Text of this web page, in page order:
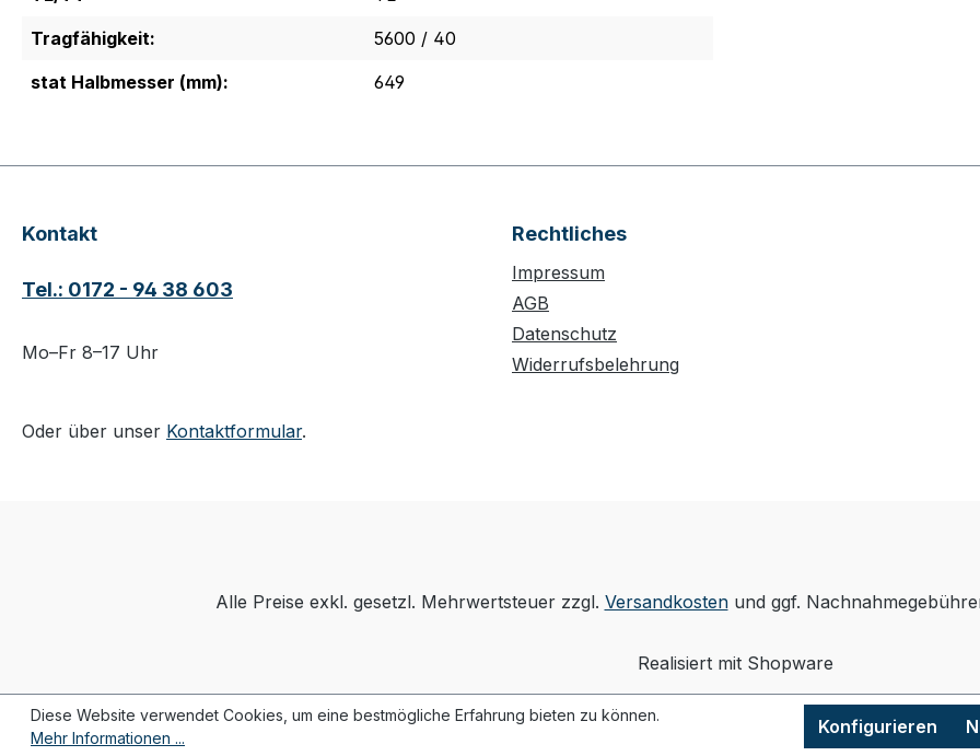
Tragfähigkeit:
5600 / 40
stat Halbmesser (mm):
649
Kontakt
Tel.: 0172 - 94 38 603
Mo–Fr 8–17 Uhr
Oder über unser Kontaktformular.
Rechtliches
Impressum
AGB
Datenschutz
Widerrufsbelehrung
Alle Preise exkl. gesetzl. Mehrwertsteuer zzgl. Versandkostenund ggf.
Realisiert mit Shopware
Diese Website verwendet Cookies, um eine bestmögliche Erfahrung bieten zu können.
Mehr Informationen ...
Konfigurieren